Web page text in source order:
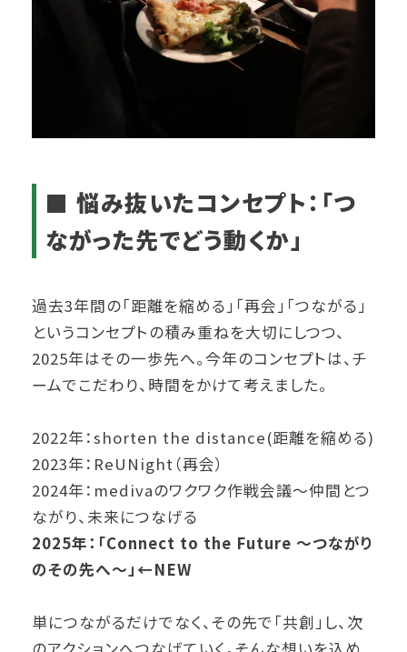
■ 悩み抜いたコンセプト：「つ
ながった先でどう動くか」
過去3年間の「距離を縮める」「再会」「つながる」
というコンセプトの積み重ねを大切にしつつ、
2025年はその一歩先へ。今年のコンセプトは、チ
ームでこだわり、時間をかけて考えました。
2022年：shorten the distance(距離を縮める)
2023年：ReUNight（再会）
2024年：medivaのワクワク作戦会議～仲間とつ
ながり、未来につなげる
2025年：「Connect to the Future ～つながり
のその先へ～」←NEW
単につながるだけでなく、その先で「共創」し、次